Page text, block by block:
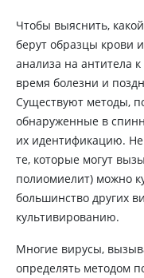
Чтобы выяснить,
берут образцы крови
анализа на антитела
время болезни и
Существуют методы,
обнаруженные в
их идентификацию.
те, которые могут
полиомиелит) можно
большинство других
культивированию.
Многие вирусы,
определять методом